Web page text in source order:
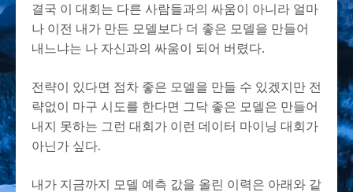
결국 이 대회는 다른 사람들과의 싸움이 아니라 얼마
나 이전 내가 만든 모델보다 더 좋은 모델을 만들어
내느냐는 나 자신과의 싸움이 되어 버렸다.
전략이 있다면 점차 좋은 모델을 만들 수 있겠지만 전
략없이 마구 시도를 한다면 그닥 좋은 모델은 만들어
내지 못하는 그런 대회가 이런 데이터 마이닝 대회가
아닌가 싶다.
내가 지금까지 모델 예측 값을 올린 이력은 아래와 같